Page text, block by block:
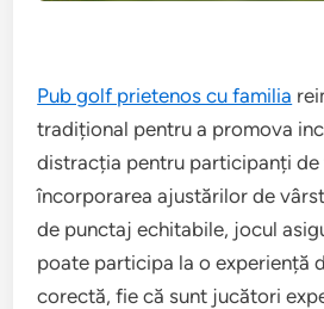
Pub golf prietenos cu familia
tradițional pentru a promova
distracția pentru participanți de
încorporarea ajustărilor de
de punctaj echitabile, jocul
poate participa la o experiență
corectă, fie că sunt jucători